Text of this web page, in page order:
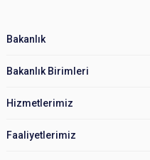
Bakanlık
Bakanlık Birimleri
Hizmetlerimiz
Faaliyetlerimiz